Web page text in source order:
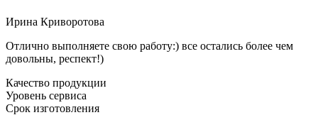
Ирина Криворотова
Отлично выполняете свою работу:) все остались более чем
довольны, респект!)
Качество продукции
Уровень сервиса
Срок изготовления